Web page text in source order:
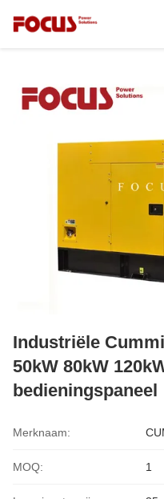
Industriële
50kW 80kW
bedieningspaneel
Merknaam:
MOQ: 1